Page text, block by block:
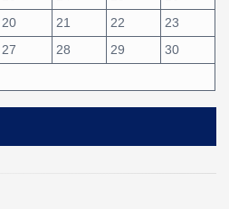
20 21 22
23
27 28 29
30